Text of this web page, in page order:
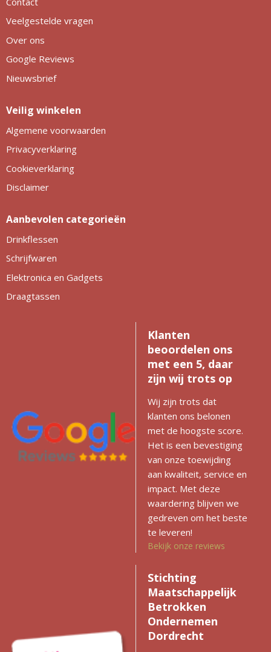
Veelgestelde vragen
Over ons
Google Reviews
Nieuwsbrief
Veilig winkelen
Algemene voorwaarden
Privacyverklaring
Cookieverklaring
Disclaimer
Aanbevolen categorieën
Drinkflessen
Schrijfwaren
Elektronica en Gadgets
Draagtassen
Klanten
beoordelen ons
met een 5, daar
zijn wij trots op
Wij zijn trots dat
klanten ons belonen
met de hoogste score.
Het is een bevestiging
van onze toewijding
aan kwaliteit, service en
impact. Met deze
waardering blijven we
gedreven om het beste
te leveren!
Bekijk onze reviews
Stichting
Maatschappelijk
Betrokken
Ondernemen
Dordrecht